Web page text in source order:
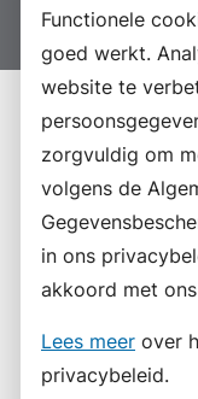
Functionele
goed werkt.
website te
zorgvuldig om
volgens de
in ons
akkoord met
Lees meer over
privacybeleid.
Suggesties